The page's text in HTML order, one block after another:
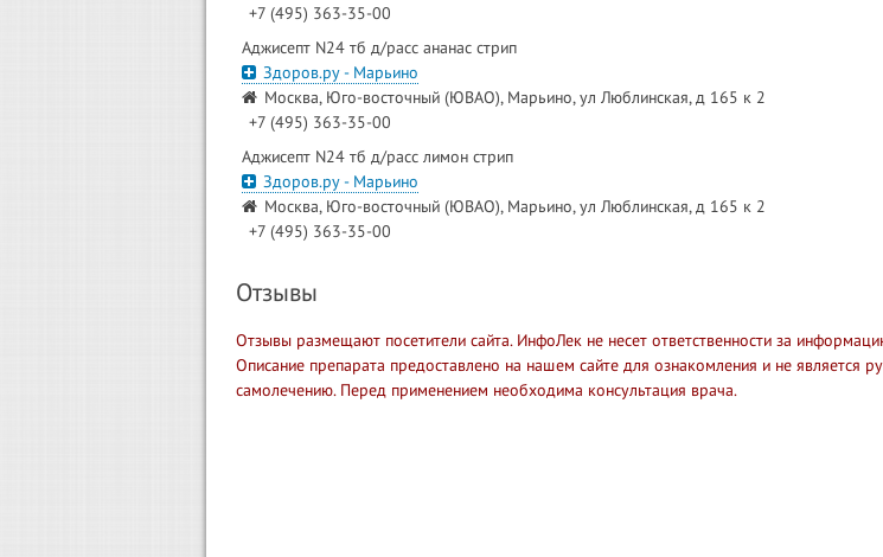
+7 (495) 363-35-00
Аджисепт N24 тб д/расс ананас стрип
Здоров.ру - Марьино
Москва, Юго-восточный (ЮВАО), Марьино, ул Люблинская, д 165 к 2
+7 (495) 363-35-00
Аджисепт N24 тб д/расс лимон стрип
Здоров.ру - Марьино
Москва, Юго-восточный (ЮВАО), Марьино, ул Люблинская, д 165 к 2
+7 (495) 363-35-00
Отзывы
Отзывы размещают посетители сайта. ИнфоЛек не несет ответственности за
Описание препарата предоставлено на нашем сайте для ознакомления и не является
самолечению. Перед применением необходима консультация врача.